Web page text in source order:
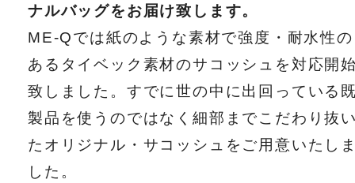
ナルバッグをお届け致します。
ME-Qでは紙のような素材で強度・耐水性の
あるタイベック素材のサコッシュを対応開
致しました。すでに世の中に出回っている
製品を使うのではなく細部までこだわり抜
たオリジナル・サコッシュをご用意いたし
した。